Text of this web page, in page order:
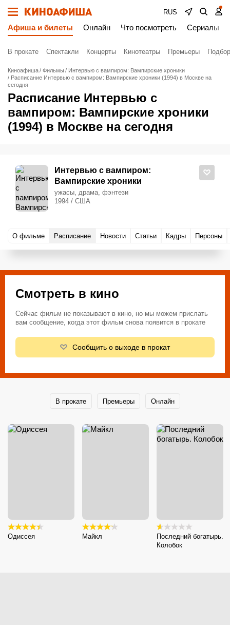
RUS
Афиша и билеты Онлайн Что посмотреть Сериалы
В прокате Спектакли Концерты Кинотеатры Премьеры
Киноафиша Фильмы
Интервью с вампиром: Вампирские хроники
Расписание Интервью с вампиром: Вампирские хроники (1994) в Москве на
сегодня
Расписание Интервью с
вампиром: Вампирские хроники
(1994) в Москве на сегодня
Интервью с вампиром:
Вампирские хроники
ужасы, драма, фэнтези
1994 / США
О фильме Расписание Новости Статьи Кадры Персоны
Смотреть в кино
Сейчас фильм не показывают в кино, но мы можем прислать
вам сообщение, когда этот фильм снова появится в прокате
Сообщить о выходе в прокат
В прокате Премьеры Онлайн
Одиссея Майкл
Последний богатырь.
Колобок